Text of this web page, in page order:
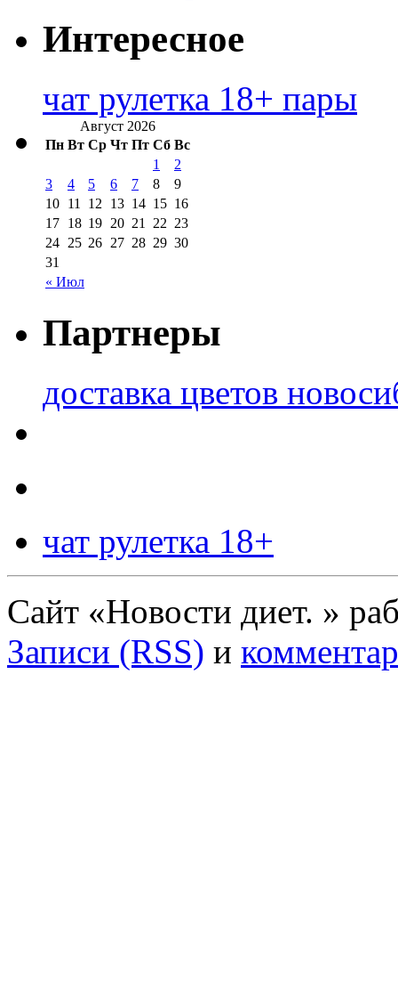
Интересное
чат рулетка 18+ пары
Август 2026
Пн Вт Ср Чт Пт Сб Вс
« Июл
1
2
3
4 5 6 7 8
9
10 11 12 13 14 15 16
17 18 19 20 21 22 23
24 25 26 27 28 29 30
31
Партнеры
доставка цветов
чат рулетка 18+
Сайт «Новости диет. »
Записи (RSS) и